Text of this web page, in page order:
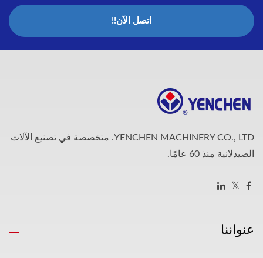
اتصل الآن!!
YENCHEN MACHINERY CO., LTD. متخصصة في تصنيع الآلات
الصيدلانية منذ 60 عامًا.
عنواننا